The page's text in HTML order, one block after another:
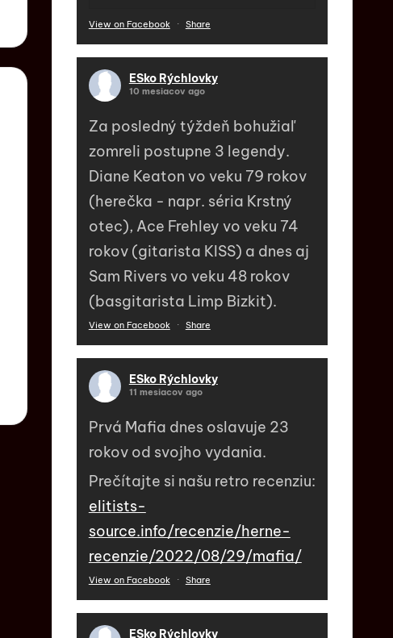
View on Facebook · Share
ESko Rýchlovky
10 mesiacov ago
Za posledný týždeň bohužiaľ
zomreli postupne 3 legendy.
Diane Keaton vo veku 79 rokov
(herečka - napr. séria Krstný
otec), Ace Frehley vo veku 74
rokov (gitarista KISS) a dnes aj
Sam Rivers vo veku 48 rokov
(basgitarista Limp Bizkit).
View on Facebook · Share
ESko Rýchlovky
11 mesiacov ago
Prvá Mafia dnes oslavuje 23
rokov od svojho vydania.
Prečítajte si našu retro recenziu:
elitists-
source.info/recenzie/herne-
recenzie/2022/08/29/mafia/
View on Facebook · Share
ESko Rýchlovky